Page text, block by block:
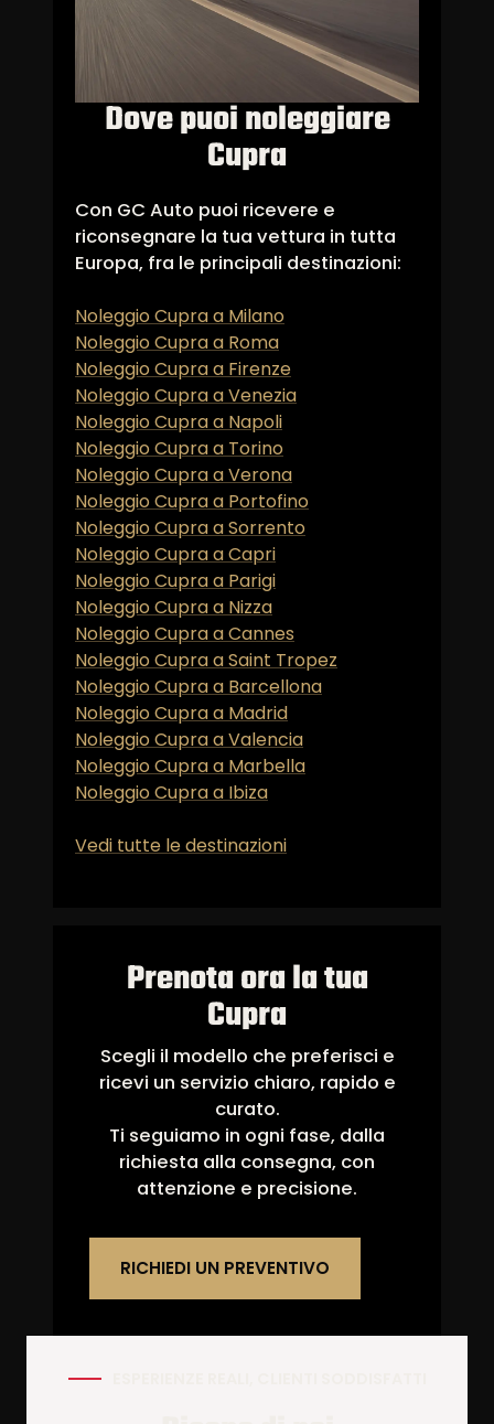
Dove puoi noleggiare
Cupra
Con GC Auto puoi ricevere e
riconsegnare la tua vettura in tutta
Europa, fra le principali destinazioni:
Noleggio Cupra a Milano
Noleggio Cupra a Roma
Noleggio Cupra a Firenze
Noleggio Cupra a Venezia
Noleggio Cupra a Napoli
Noleggio Cupra a Torino
Noleggio Cupra a Verona
Noleggio Cupra a Portofino
Noleggio Cupra a Sorrento
Noleggio Cupra a Capri
Noleggio Cupra a Parigi
Noleggio Cupra a Nizza
Noleggio Cupra a Cannes
Noleggio Cupra a Saint Tropez
Noleggio Cupra a Barcellona
Noleggio Cupra a Madrid
Noleggio Cupra a Valencia
Noleggio Cupra a Marbella
Noleggio Cupra a Ibiza
Vedi tutte le destinazioni
Prenota ora la tua
Cupra
Scegli il modello che preferisci e
ricevi un servizio chiaro, rapido e
curato.
Ti seguiamo in ogni fase, dalla
richiesta alla consegna, con
attenzione e precisione.
RICHIEDI UN PREVENTIVO